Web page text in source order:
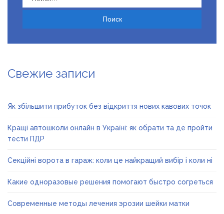
Свежие записи
Як збільшити прибуток без відкриття нових кавових точок
Кращі автошколи онлайн в Україні: як обрати та де пройти
тести ПДР
Секційні ворота в гараж: коли це найкращий вибір і коли ні
Какие одноразовые решения помогают быстро согреться
Современные методы лечения эрозии шейки матки